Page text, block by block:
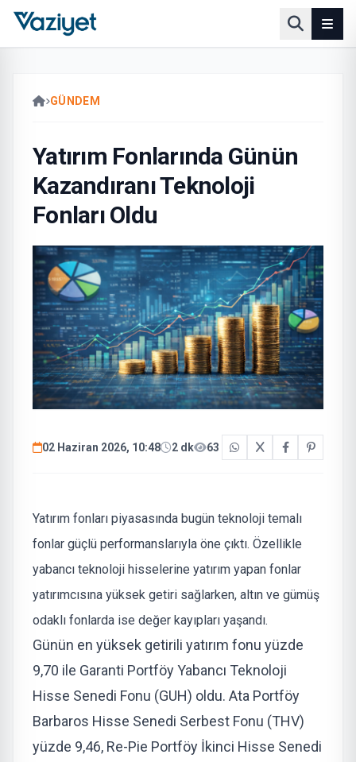
GÜNDEM
Yatırım Fonlarında Günün
Kazandıranı Teknoloji
Fonları Oldu
02 Haziran 2026, 10:48 2 dk 63
Yatırım fonları piyasasında bugün teknoloji temalı
fonlar güçlü performanslarıyla öne çıktı. Özellikle
yabancı teknoloji hisselerine yatırım yapan fonlar
yatırımcısına yüksek getiri sağlarken, altın ve gümüş
odaklı fonlarda ise değer kayıpları yaşandı.
Günün en yüksek getirili yatırım fonu yüzde
9,70 ile Garanti Portföy Yabancı Teknoloji
Hisse Senedi Fonu (GUH) oldu. Ata Portföy
Barbaros Hisse Senedi Serbest Fonu (THV)
yüzde 9,46, Re-Pie Portföy İkinci Hisse Senedi